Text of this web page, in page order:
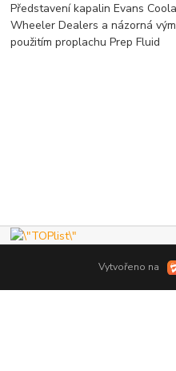
Představení kapalin Evans
Wheeler Dealers a názorná
použitím proplachu Prep Fluid
Vytvořeno na